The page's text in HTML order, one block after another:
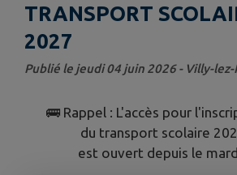
TRANSPORT
2027
Publié le jeudi 04 juin 2026 - Villy-lez-
🚌 Rappel : L'accès pour
du transport scolaire
est ouvert depuis le